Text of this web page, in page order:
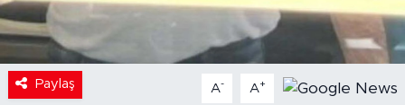
Paylaş A- A+